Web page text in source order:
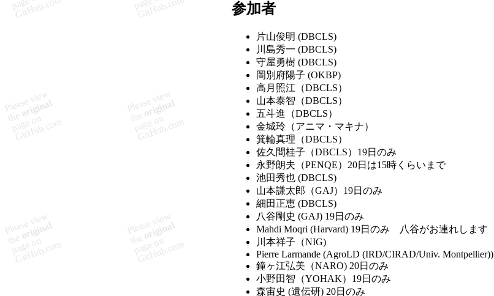
参加者
片山俊明 (DBCLS)
川島秀一 (DBCLS)
守屋勇樹 (DBCLS)
岡別府陽子 (OKBP)
高月照江（DBCLS）
山本泰智（DBCLS）
五斗進（DBCLS）
金城玲（アニマ・マキナ）
箕輪真理（DBCLS）
佐久間桂子（DBCLS）19日のみ
永野朗夫（PENQE）20日は15時くらいまで
池田秀也 (DBCLS)
山本謙太郎（GAJ）19日のみ
細田正恵 (DBCLS)
八谷剛史 (GAJ) 19日のみ
Mahdi Moqri (Harvard) 19日のみ 八谷がお連れします
川本祥子（NIG)
Pierre Larmande (AgroLD (IRD/CIRAD/Univ. Montpellier))
鐘ヶ江弘美（NARO) 20日のみ
小野田智（YOHAK）19日のみ
森宙史 (遺伝研) 20日のみ